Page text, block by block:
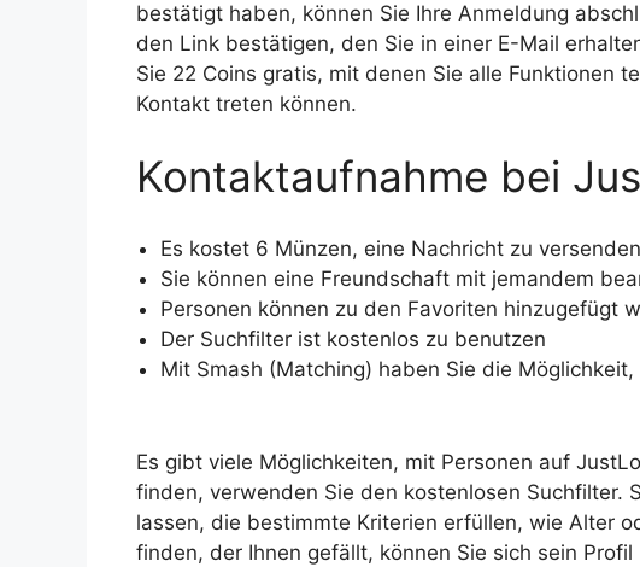
bestätigt haben, können Sie Ihre Anmeldung
den Link bestätigen, den Sie in einer E-Mail
Sie 22 Coins gratis, mit denen Sie alle Funktionen
Kontakt treten können.
Kontaktaufnahme bei
Es kostet 6 Münzen, eine Nachricht zu
Sie können eine Freundschaft mit jemandem
Personen können zu den Favoriten hinzugefügt
Der Suchfilter ist kostenlos zu benutzen
Mit Smash (Matching) haben Sie die
Es gibt viele Möglichkeiten, mit Personen auf
finden, verwenden Sie den kostenlosen Suchfilter.
lassen, die bestimmte Kriterien erfüllen, wie Alter
finden, der Ihnen gefällt, können Sie sich sein